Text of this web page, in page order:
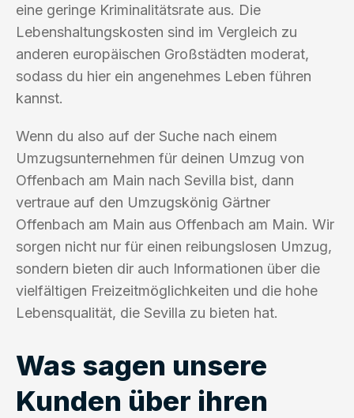
eine geringe Kriminalitätsrate aus. Die
Lebenshaltungskosten sind im Vergleich zu
anderen europäischen Großstädten moderat,
sodass du hier ein angenehmes Leben führen
kannst.
Wenn du also auf der Suche nach einem
Umzugsunternehmen für deinen Umzug von
Offenbach am Main nach Sevilla bist, dann
vertraue auf den Umzugskönig Gärtner
Offenbach am Main aus Offenbach am Main. Wir
sorgen nicht nur für einen reibungslosen Umzug,
sondern bieten dir auch Informationen über die
vielfältigen Freizeitmöglichkeiten und die hohe
Lebensqualität, die Sevilla zu bieten hat.
Was sagen unsere
Kunden über ihren